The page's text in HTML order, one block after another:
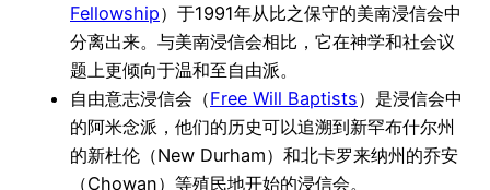
Fellowship）于1991年从比之保守的美南浸信会中
分离出来。与美南浸信会相比，它在神学和社会议
题上更倾向于温和至自由派。
自由意志浸信会（Free Will Baptists）是浸信会中
的阿米念派，他们的历史可以追溯到新罕布什尔州
的新杜伦（New Durham）和北卡罗来纳州的乔安
（Chowan）等殖民地开始的浸信会。